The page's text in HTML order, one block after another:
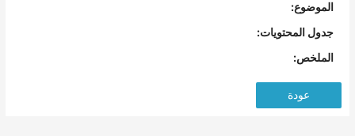
الموضوع:
جدول المحتويات:
الملخص:
عودة